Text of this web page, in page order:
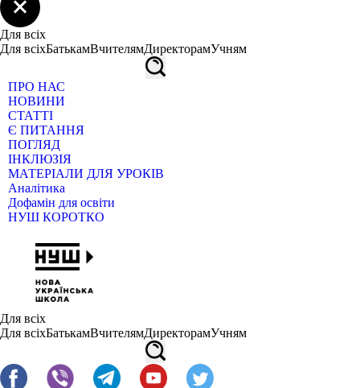
Для всіх
Для всіхБатькамВчителямДиректорамУчням
ПРО НАС
НОВИНИ
СТАТТІ
Є ПИТАННЯ
ПОГЛЯД
ІНКЛЮЗІЯ
МАТЕРІАЛИ ДЛЯ УРОКІВ
Аналітика
Дофамін для освіти
НУШ КОРОТКО
Для всіх
Для всіхБатькамВчителямДиректорамУчням